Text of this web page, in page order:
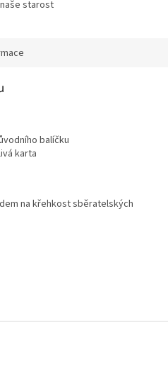
starost
balíčku
karta
na křehkost sběratelských